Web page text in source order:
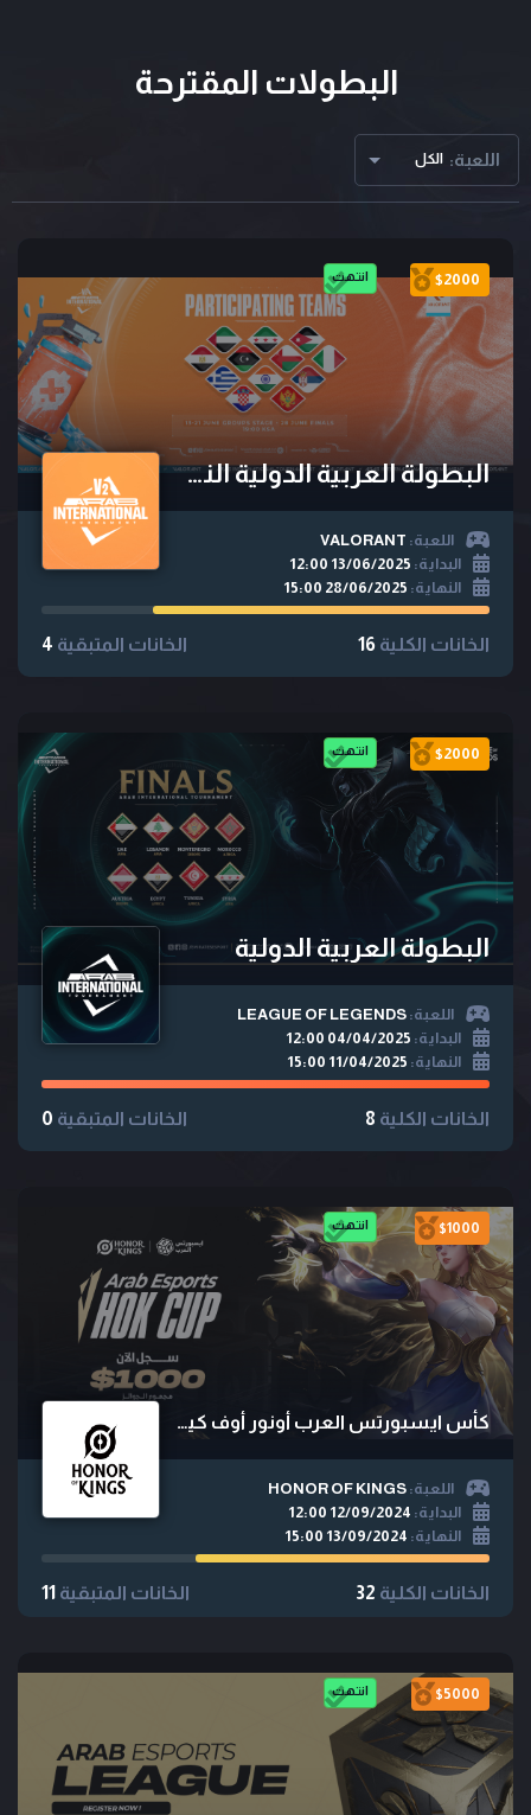
البطولات المقترحة
الكل اللعبة:
$2000 انتهت
البطولة العربية الدولية النسخة الثانية
اللعبة: VALORANT
البداية: 13/06/2025 12:00
النهاية: 28/06/2025 15:00
16 الخانات الكلية 4 الخانات المتبقية
$2000 انتهت
البطولة العربية الدولية
اللعبة: LEAGUE OF LEGENDS
البداية: 04/04/2025 12:00
النهاية: 11/04/2025 15:00
8 الخانات الكلية 0 الخانات المتبقية
$1000 انتهت
كأس ايسبورتس العرب أونور أوف كينغز
اللعبة: HONOR OF KINGS
البداية: 12/09/2024 12:00
النهاية: 13/09/2024 15:00
32 الخانات الكلية 11 الخانات المتبقية
$5000 انتهت